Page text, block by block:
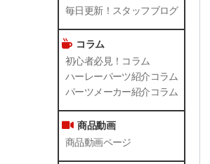
毎日更新！スタッフブログ
コラム
初心者必見！コラム
ハーレーパーツ紹介コラム
パーツメーカー紹介コラム
商品動画
商品動画ページ